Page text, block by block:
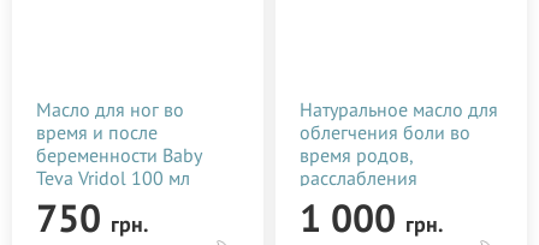
Масло для ног во
время и после
беременности Baby
Teva Vridol 100 мл
750 грн.
Натуральное масло для
облегчения боли во
время родов,
расслабления
роженицы Baby Teva
Babybo Oil 50 мл
1 000 грн.